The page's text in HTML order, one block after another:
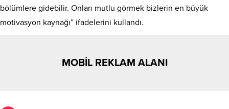
bölümlere gidebilir. Onları mutlu görmek bizlerin en büyük
motivasyon kaynağı” ifadelerini kullandı.
MOBİL REKLAM ALANI